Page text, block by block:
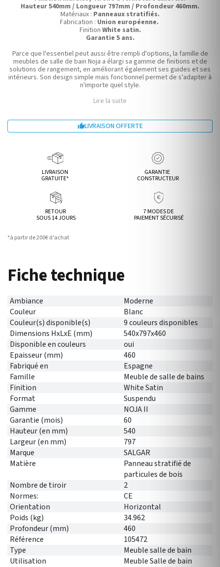
Hauteur 540mm / Longueur 797mm / Profondeur 460mm.
Matériaux : Panneaux stratifiés.
Fabrication : Union européenne.
Finition White satin.
Garantie 5 ans.
Parce que l'essentiel peut aussi être rempli d'options, la famille de
meubles de salle de bain Noja a élargi sa gamme de finitions et de
solutions de rangement, en améliorant également ses guides et ses
intérieurs. Son design simple mais fonctionnel permet de s'adapter à
n'importe quel style.
Lire la suite
LIVRAISON OFFERTE
LIVRAISON
GRATUITE*
GARANTIE
CONSTRUCTEUR
RETOUR
SOUS 14 JOURS
7 MODES DE
PAIEMENT SÉCURISÉ
*à partir de 200€ d’achat
Fiche technique
Ambiance
Moderne
Couleur
Blanc
Couleur(s) disponible(s)
9 couleurs disponibles
Dimensions HxLxE (mm)
540x797x460
Disponible en couleurs
oui
Epaisseur (mm)
460
Fabriqué en
Espagne
Famille
Meuble de salle de bains
Finition
White Satin
Format
Suspendu
Gamme
NOJA II
Garantie (mois)
60
Hauteur (en mm)
540
Largeur (en mm)
797
Marque
SALGAR
Matière
Panneau stratifié de
particules de bois
Nombre de tiroir
2
Normes:
CE
Orientation
Horizontal
Poids (kg)
34.962
Profondeur (mm)
460
Référence
105472
Type
Meuble salle de bain
Utilisation
Meuble Salle de bain